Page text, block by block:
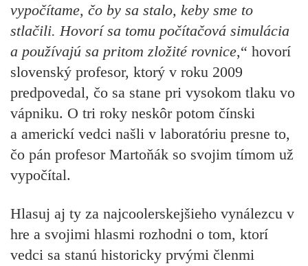
vypočítame, čo by sa stalo, keby sme to
stlačili. Hovorí sa tomu počítačová simulácia
a používajú sa pritom zložité rovnice,“ hovorí
slovenský profesor, ktorý v roku 2009
predpovedal, čo sa stane pri vysokom tlaku vo
vápniku. O tri roky neskôr potom čínski
a americkí vedci našli v laboratóriu presne to,
čo pán profesor Martoňák so svojim tímom už
vypočítal.
Hlasuj aj ty za najcoolerskejšieho vynálezcu v
hre a svojimi hlasmi rozhodni o tom, ktorí
vedci sa stanú historicky prvými členmi